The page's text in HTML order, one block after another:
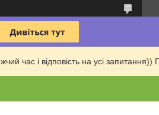
час і відповість на усі запитання))